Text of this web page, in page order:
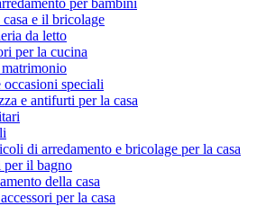
e il bricolage
da letto
per la cucina
speciali
e antifurti per la casa
di arredamento e bricolage per la casa
per il bagno
della casa
per la casa